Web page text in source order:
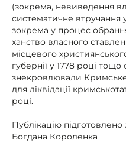
(зокрема, невиведення
систематичне втручання
зокрема у процес
ханство власного
місцевого
губернії у 1778 році
знекровлювали Кримське
для ліквідації
році.
Публікацію
Богдана Короленка